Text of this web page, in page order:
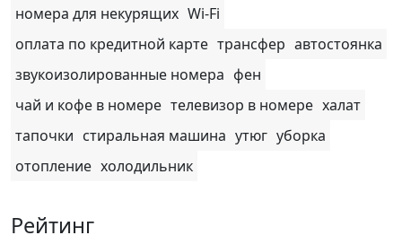
номера для некурящих Wi-Fi
оплата по кредитной карте трансфер автостоянка
звукоизолированные номера фен
чай и кофе в номере телевизор в номере халат
тапочки стиральная машина утюг уборка
отопление холодильник
Рейтинг